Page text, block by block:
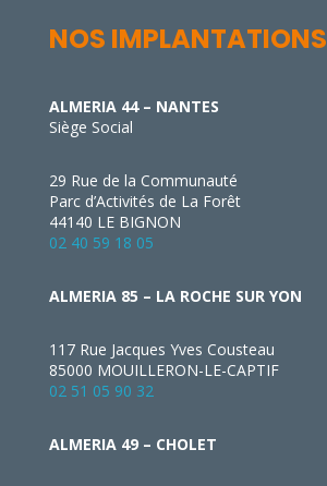
NOS IMPLANTATIONS
ALMERIA 44 – NANTES
Siège Social
29 Rue de la Communauté
Parc d’Activités de La Forêt
44140 LE BIGNON
02 40 59 18 05
ALMERIA 85 – LA ROCHE SUR YON
117 Rue Jacques Yves Cousteau
85000 MOUILLERON-LE-CAPTIF
02 51 05 90 32
ALMERIA 49 – CHOLET